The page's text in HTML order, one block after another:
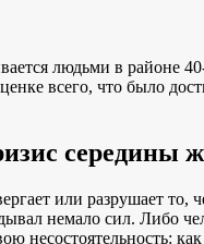
людьми в районе
всего, что было
середины
или разрушает то,
немало сил. Либо
несостоятельность: